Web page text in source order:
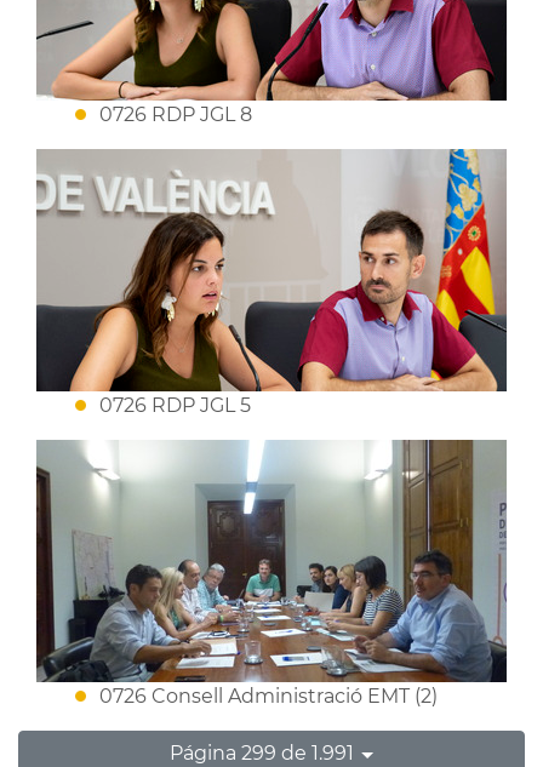
0726 RDP JGL 8
0726 RDP JGL 5
0726 Consell Administració EMT (2)
Página 299 de 1.991